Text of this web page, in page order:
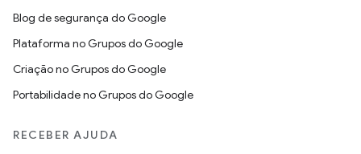
Blog de segurança do Google
Plataforma no Grupos do Google
Criação no Grupos do Google
Portabilidade no Grupos do Google
RECEBER AJUDA